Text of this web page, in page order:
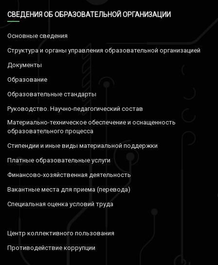
СВЕДЕНИЯ ОБ ОБРАЗОВАТЕЛЬНОЙ ОРГАНИЗАЦИИ
Основные сведения
Структура и органы управления образовательной организацией
Документы
Образование
Образовательные стандарты
Руководство. Научно-педагогический состав
Материально-техническое обеспечение и оснащенность
образовательного процесса
Стипендии и иные виды материальной поддержки
Платные образовательные услуги
Финансово-хозяйственная деятельность
Вакантные места для приема (перевода)
Специальная оценка условий труда
Центр коллективного пользования
Противодействие коррупции